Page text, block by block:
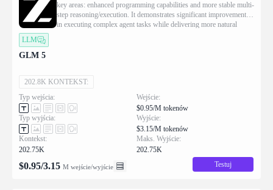
key areas: enhanced programming capabilities and more stable multi-
step reasoning/execution. It demonstrates significant improvements
in executing complex agent tasks while delivering more natural
LLM
GLM 5
202.8K KONTEKST:
Typ wejścia:
Typ wyjścia:
Kontekst:
202.75K
Wejście:
$0.95/M tokenów
Wyjście:
$3.15/M tokenów
Maks. Wyjście:
202.75K
$0.95/3.15 M wejście/wyjście Testuj